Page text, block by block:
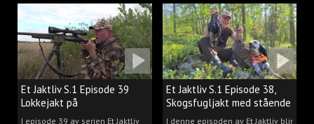
Et Jaktliv S.1 Episode 39
Lokkejakt på
drømmebukkene
I episode 39 av serien Et Jaktliv
Et Jaktliv S.1 Episode 38,
Skogsfugljakt med stående
hunder.
I denne episoden av Et Jaktliv blir